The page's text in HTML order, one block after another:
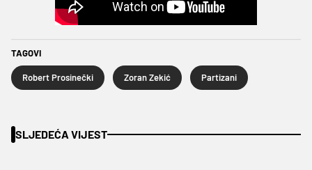
TAGOVI
Robert Prosinečki Zoran Zekić Partizani
SLJEDEĆA VIJEST